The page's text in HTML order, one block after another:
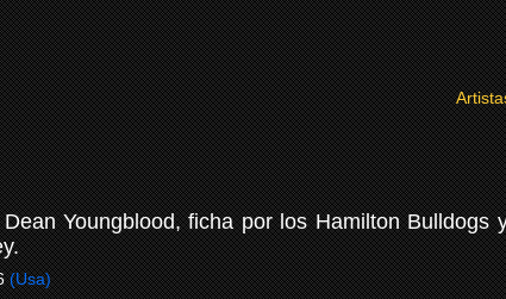
Youngblood, ficha por los Hamilton
(Usa)